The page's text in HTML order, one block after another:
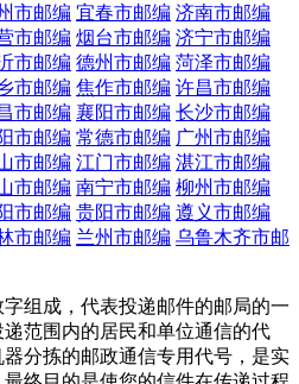
市邮编 宜春市邮编 济南市邮编
市邮编 烟台市邮编 济宁市邮编
市邮编 德州市邮编 菏泽市邮编
市邮编 焦作市邮编 许昌市邮编
市邮编 襄阳市邮编 长沙市邮编
市邮编 常德市邮编 广州市邮编
市邮编 江门市邮编 湛江市邮编
市邮编 南宁市邮编 柳州市邮编
市邮编 贵阳市邮编 遵义市邮编
市邮编 兰州市邮编 乌鲁木齐市邮
组成，代表投递邮件的邮局的一
范围内的居民和单位通信的代
分拣的邮政通信专用代号，是实